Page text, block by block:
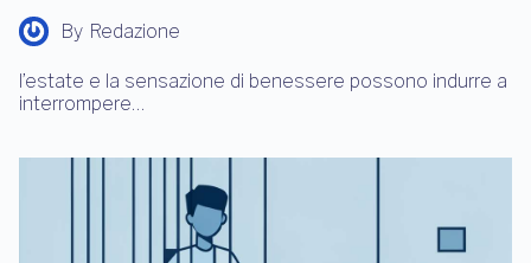
By Redazione
l’estate e la sensazione di benessere possono indurre a
interrompere…